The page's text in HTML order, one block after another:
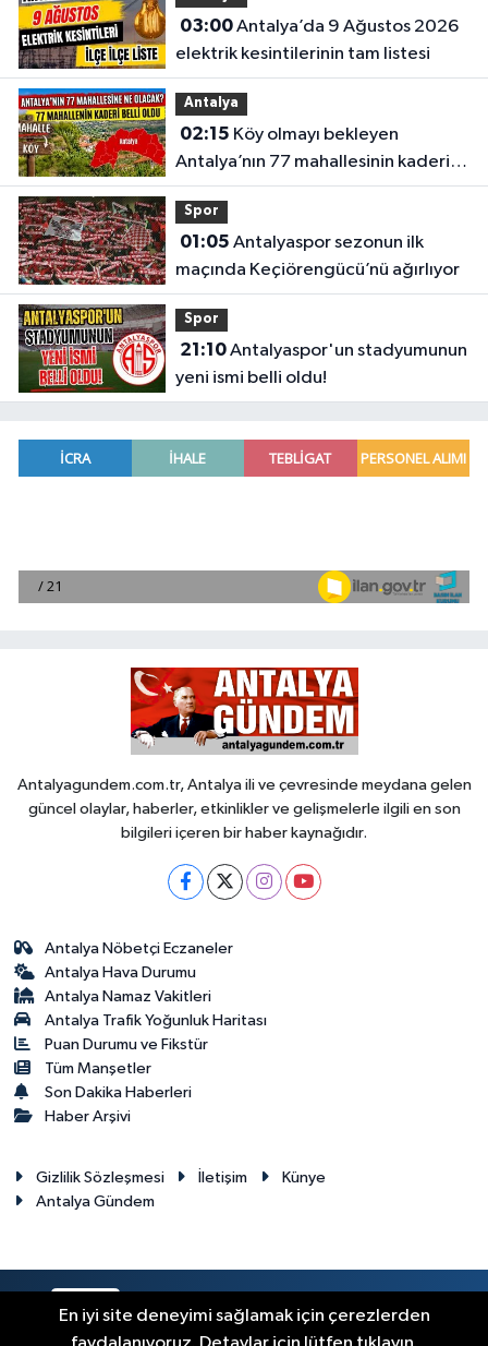
03:00Antalya’da 9 Ağustos 2026
elektrik kesintilerinin tam listesi
Antalya
02:15
Antalya’nın 77 mahallesinin kaderi
belli oldu
Spor
01:05
maçında Keçiörengücü’nü ağırlıyor
Spor
21:10Antalyaspor'un stadyumunun
yeni ismi belli oldu!
Antalyagundem.com.tr, Antalya ili ve çevresinde meydana gelen
güncel olaylar, haberler, etkinlikler ve gelişmelerle ilgili en son
bilgileri içeren bir haber kaynağıdır.
Antalya Nöbetçi Eczaneler
Antalya Hava Durumu
Antalya Namaz Vakitleri
Antalya Trafik Yoğunluk Haritası
Puan Durumu ve Fikstür
Tüm Manşetler
Son Dakika Haberleri
Haber Arşivi
Gizlilik Sözleşmesi İletişim
Künye
Antalya Gündem
En iyi site deneyimi sağlamak için çerezlerden